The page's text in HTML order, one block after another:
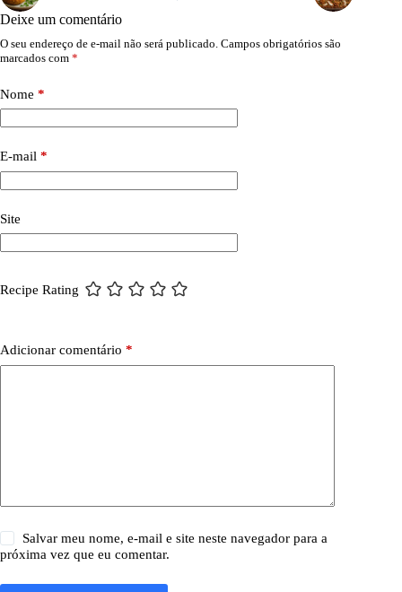
Deixe um comentário
O seu endereço de e-mail não será publicado. Campos obrigatórios são
marcados com *
Nome *
E-mail *
Site
Recipe Rating
Adicionar comentário *
Salvar meu nome, e-mail e site neste navegador para a
próxima vez que eu comentar.